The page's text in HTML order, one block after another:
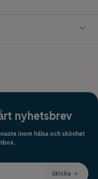
nyhetsbrev
inom hälsa och skönhet
Skicka